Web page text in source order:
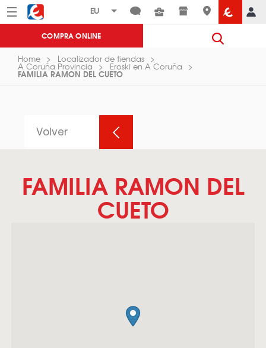
Menú Eroski
COMPRA ONLINE
Home Localizador de tiendas
A Coruña Provincia Eroski en A Coruña
FAMILIA RAMON DEL CUETO
Volver
FAMILIA RAMON DEL
CUETO